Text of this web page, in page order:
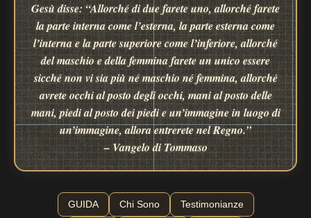
Gesù disse: “Allorché di due farete uno, allorché farete
la parte interna come l’esterna, la parte esterna come
l’interna e la parte superiore come l’inferiore, allorché
del maschio e della femmina farete un unico essere
sicché non vi sia più né maschio né femmina, allorché
avrete occhi al posto degli occhi, mani al posto delle
mani, piedi al posto dei piedi e un’immagine in luogo di
un’immagine, allora entrerete nel Regno.”
– Vangelo di Tommaso
GUIDA Chi Sono Testimonianze